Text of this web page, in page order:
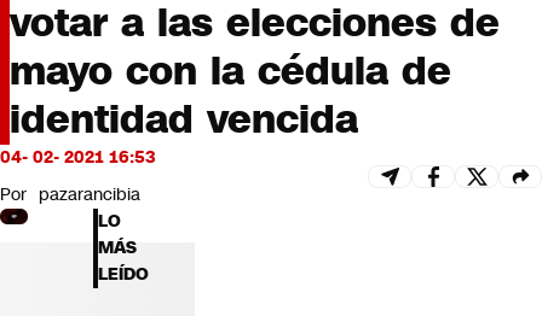
Cultura
Servicios
Bits
CNN Data
CNN tiempo
Futuro 360
votar a las elecciones de
mayo con la cédula de
identidad vencida
04- 02- 2021 16:53
Por pazarancibia
LO
MÁS
LEÍDO